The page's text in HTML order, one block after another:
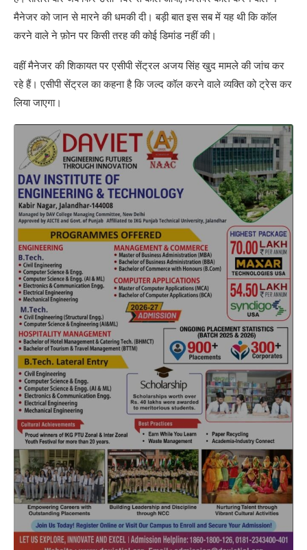
मैनेजर को जान से मारने की धमकी दी। बड़ी बात इस सब में यह थी कि कॉल
करने वाले ने फ़ोन पर किसी तरह की कोई डिमांड नहीं की।
वहीं मैनेजर की शिकायत पर एसीपी सेंट्रल अजय सिंह खुद मामले की जांच कर
रहे हैं। एसीपी सेंट्रल का कहना है कि जल्द कॉल करने वाले व्यक्ति को ट्रेस कर
लिया जाएगा।